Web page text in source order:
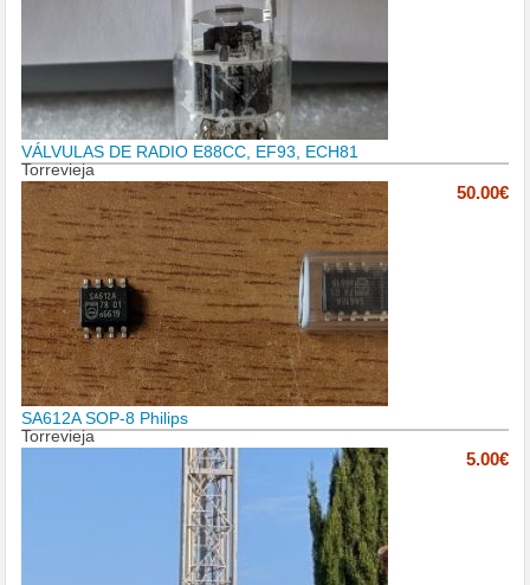
VÁLVULAS DE RADIO E88CC, EF93, ECH81
Torrevieja
50.00€
SA612A SOP-8 Philips
Torrevieja
5.00€